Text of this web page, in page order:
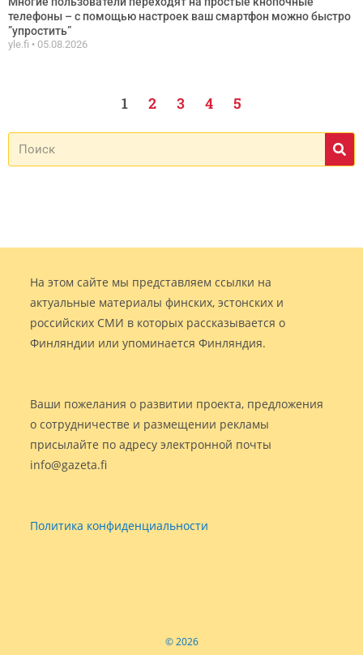
телефоны – с помощью настроек ваш смартфон можно быстро
”упростить”
yle.fi 05.08.2026
1 2 3 4 5
На этом сайте мы представляем ссылки на
актуальные материалы финских, эстонских и
российских СМИ в которых рассказывается о
Финляндии или упоминается Финляндия.
Ваши пожелания о развитии проекта, предложения
о сотрудничестве и размещении рекламы
присылайте по адресу электронной почты
info@gazeta.fi
Политика конфиденциальности
© 2026